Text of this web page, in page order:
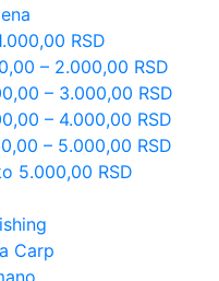
RSD
– 2.000,00 RSD
– 3.000,00 RSD
– 4.000,00 RSD
– 5.000,00 RSD
5.000,00 RSD
Carp